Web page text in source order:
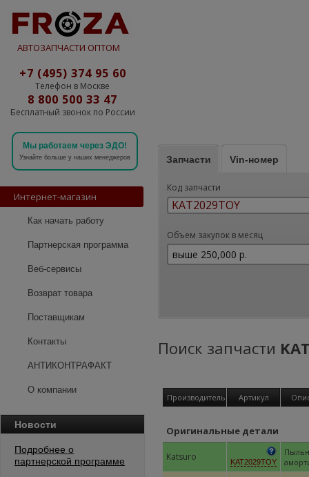
АВТОЗАПЧАСТИ ОПТОМ
+7 (495) 374 95 60
Телефон в Москве
8 800 500 33 47
Бесплатный звонок по России
Мы работаем через ЭДО!
Узнайте больше у наших менеджеров
Интернет-магазин
Как начать работу
Партнерская программа
Веб-сервисы
Возврат товара
Поставщикам
Контакты
АНТИКОНТРАФАКТ
О компании
Новости
Подробнее о
партнерской программе
Запчасти Vin-номер
Код запчасти
Объем закупок в месяц
Поиск запчасти
Производитель Артикул
Оригинальные детали
Katsuro KAT2029TOY